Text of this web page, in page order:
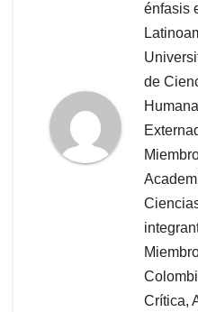
énfasis
de
Crítica,